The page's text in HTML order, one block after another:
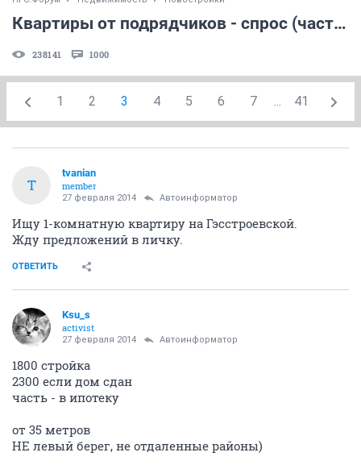
Квартиры от подрядчиков - спрос (часть 3)
238141 1000
1 2 3 4 5 6 7 ... 41
T
tvanian
member
27 февраля 2014 Автоинформатор
Ищу 1-комнатную квартиру на Гэсстроевской.
Жду предложений в личку.
ОТВЕТИТЬ
Ksu_s
activist
27 февраля 2014 Автоинформатор
1800 стройка
2300 если дом сдан
часть - в ипотеку
от 35 метров
НЕ левый берег, не отдаленные районы)